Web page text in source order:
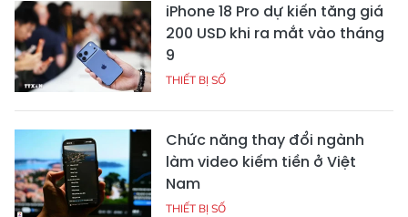
iPhone 18 Pro dự kiến tăng giá
200 USD khi ra mắt vào tháng
9
THIẾT BỊ SỐ
Chức năng thay đổi ngành
làm video kiếm tiền ở Việt
Nam
THIẾT BỊ SỐ